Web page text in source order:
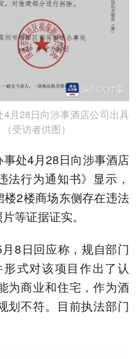
月28日向涉事酒店公司出具
受访者供图）
处4月28日向涉事酒店
法行为通知书》显示，
2楼商场东侧存在违法
等证据证实。
8日回应称，规自部门
式对该项目作出了认
为商业和住宅，作为酒
划不符。目前执法部门